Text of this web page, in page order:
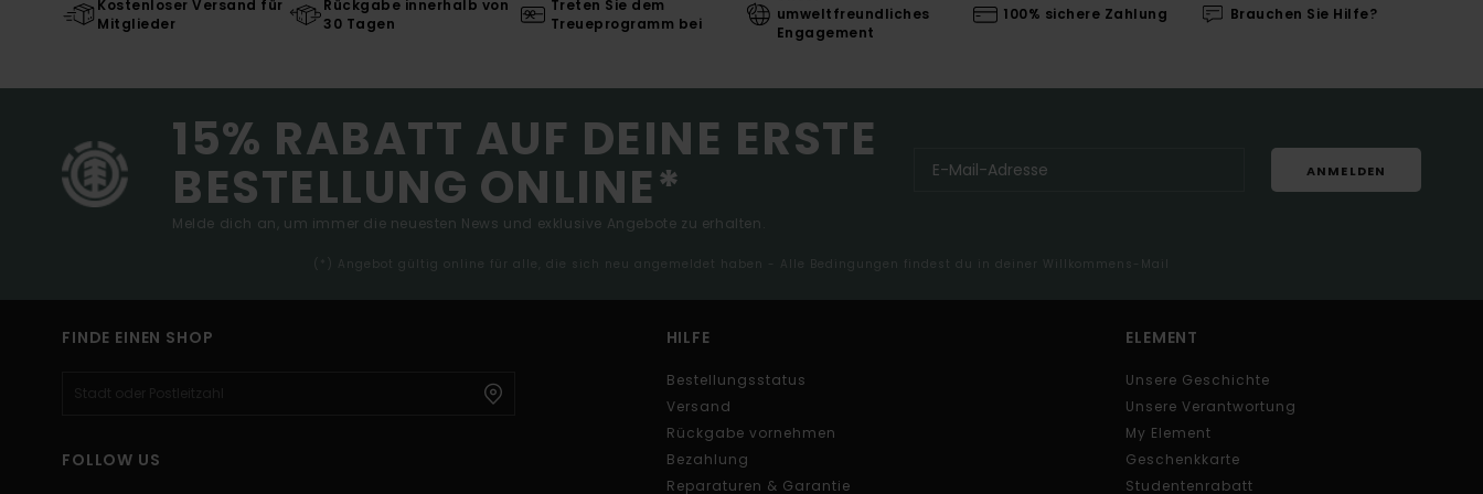
Kostenloser Versand für
Mitglieder
Rückgabe innerhalb von
30 Tagen
Treten Sie dem
Treueprogramm bei
umweltfreundliches
Engagement
100% sichere Zahlung Brauchen Sie Hilfe?
15% RABATT AUF DEINE ERSTE
BESTELLUNG ONLINE*
Melde dich an, um immer die neuesten News und exklusive Angebote zu erhalten.
ANMELDEN
(*) Angebot gültig online für alle, die sich neu angemeldet haben - Alle Bedingungen findest du in deiner Willkommens-Mail
FINDE EINEN SHOP
FOLLOW US
HILFE
Bestellungsstatus
Versand
Rückgabe vornehmen
Bezahlung
Reparaturen & Garantie
ELEMENT
Unsere Geschichte
Unsere Verantwortung
My Element
Geschenkkarte
Studentenrabatt